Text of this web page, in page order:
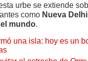
urbe se extiende
como Nueva
mundo.
una isla: hoy es un